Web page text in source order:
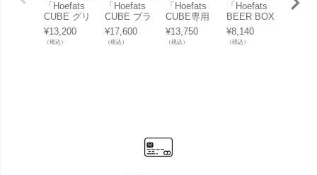
「Hoefats
CUBE グリ
ッド （CUB
E専用グリ
ル網）」
¥13,200
（税込）
「Hoefats
CUBE プラ
ンチャ （C
UBE専用グ
リル鉄
¥17,600
（税込）
「Hoefats
CUBE専用
カバー」
¥13,750
（税込）
「Hoefats
BEER BOX
専用 ボー
ド」
¥8,140
（税込）
「ホ